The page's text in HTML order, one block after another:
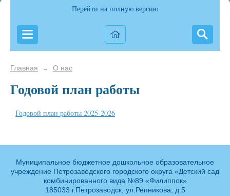
Перейти на полную версию
Главная → О нас
Годовой план работы
Годовой план работы 2025-2026
Муниципальное бюджетное дошкольное образовательное
учреждение Петрозаводского городского округа «Детский сад
комбинированного вида №89 «Филиппок»
185033 г.Петрозаводск, ул.Репникова, д.5